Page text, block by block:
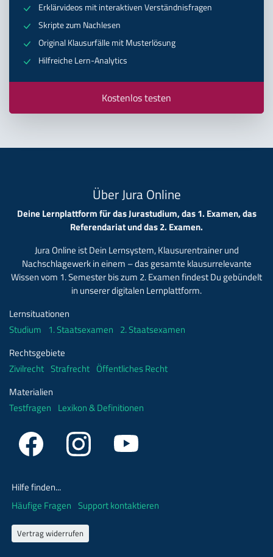
Erklärvideos mit interaktiven Verständnisfragen
Skripte zum Nachlesen
Original Klausurfälle mit Musterlösung
Hilfreiche Lern-Analytics
Kostenlos testen
Über Jura Online
Deine Lernplattform für das Jurastudium, das 1. Examen, das
Referendariat und das 2. Examen.
Jura Online ist Dein Lernsystem, Klausurentrainer und
Nachschlagewerk in einem – das gesamte klausurrelevante
Wissen vom 1. Semester bis zum 2. Examen findest Du gebündelt
in unserer digitalen Lernplattform.
Lernsituationen
Studium 1. Staatsexamen 2. Staatsexamen
Rechtsgebiete
Zivilrecht Strafrecht Öffentliches Recht
Materialien
Testfragen Lexikon & Definitionen
Hilfe finden...
Häufige Fragen Support kontaktieren
Vertrag widerrufen